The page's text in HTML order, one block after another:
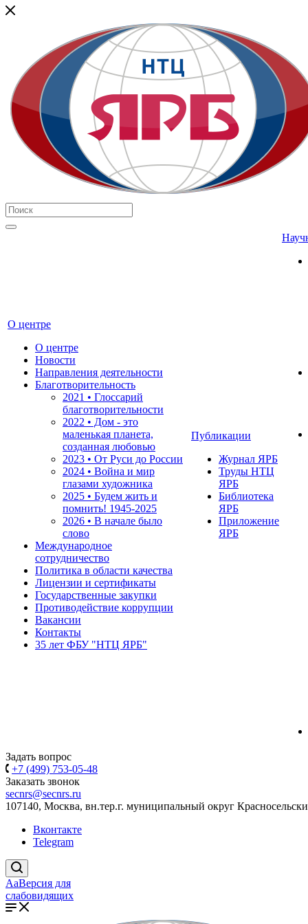
О центре
О центре
Новости
Направления деятельности
Благотворительность
2021 • Глоссарий
благотворительности
2022 • Дом - это
маленькая планета,
созданная любовью
2023 • От Руси до России
2024 • Война и мир
глазами художника
2025 • Будем жить и
помнить! 1945-2025
2026 • В начале было
слово
Международное
сотрудничество
Политика в области качества
Лицензии и сертификаты
Государственные закупки
Противодействие коррупции
Вакансии
Контакты
35 лет ФБУ "НТЦ ЯРБ"
Публикации
Журнал ЯРБ
Труды НТЦ
ЯРБ
Библиотека
ЯРБ
Приложение
ЯРБ
Задать вопрос
+7 (499) 753-05-48
Заказать звонок
secnrs@secnrs.ru
107140, Москва, вн.тер.г. муниципальный округ
Вконтакте
Telegram
AaВерсия для
слабовидящих